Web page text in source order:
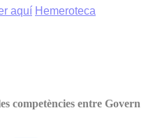
aquí Hemeroteca
competències entre Govern